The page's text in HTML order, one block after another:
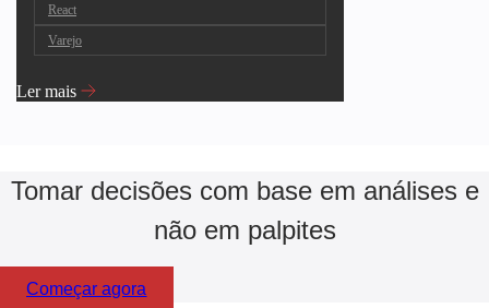
React
Varejo
Ler mais
Tomar decisões com base em análises e
não em palpites
Começar agora